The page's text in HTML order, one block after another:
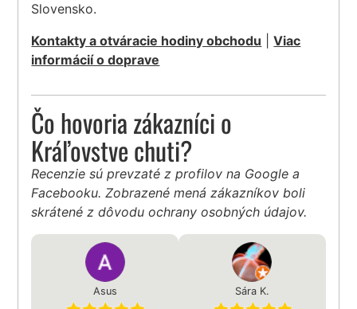
Slovensko.
Kontakty a otváracie hodiny obchodu |Viac
informácií o doprave
Čo hovoria zákazníci o
Kráľovstve chuti?
Recenzie sú prevzaté z profilov na Google a
Facebooku. Zobrazené mená zákazníkov boli
skrátené z dôvodu ochrany osobných údajov.
Asus Sára K.